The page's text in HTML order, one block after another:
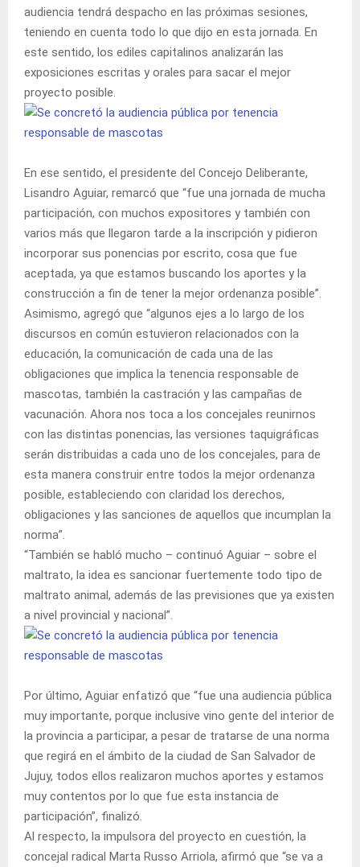
audiencia tendrá despacho en las próximas sesiones,
teniendo en cuenta todo lo que dijo en esta jornada. En
este sentido, los ediles capitalinos analizarán las
exposiciones escritas y orales para sacar el mejor
proyecto posible.
En ese sentido, el presidente del Concejo Deliberante,
Lisandro Aguiar, remarcó que “fue una jornada de mucha
participación, con muchos expositores y también con
varios más que llegaron tarde a la inscripción y pidieron
incorporar sus ponencias por escrito, cosa que fue
aceptada, ya que estamos buscando los aportes y la
construcción a fin de tener la mejor ordenanza posible”.
Asimismo, agregó que “algunos ejes a lo largo de los
discursos en común estuvieron relacionados con la
educación, la comunicación de cada una de las
obligaciones que implica la tenencia responsable de
mascotas, también la castración y las campañas de
vacunación. Ahora nos toca a los concejales reunirnos
con las distintas ponencias, las versiones taquigráficas
serán distribuidas a cada uno de los concejales, para de
esta manera construir entre todos la mejor ordenanza
posible, estableciendo con claridad los derechos,
obligaciones y las sanciones de aquellos que incumplan la
norma”.
“También se habló mucho – continuó Aguiar – sobre el
maltrato, la idea es sancionar fuertemente todo tipo de
maltrato animal, además de las previsiones que ya existen
a nivel provincial y nacional”.
Por último, Aguiar enfatizó que “fue una audiencia pública
muy importante, porque inclusive vino gente del interior de
la provincia a participar, a pesar de tratarse de una norma
que regirá en el ámbito de la ciudad de San Salvador de
Jujuy, todos ellos realizaron muchos aportes y estamos
muy contentos por lo que fue esta instancia de
participación”, finalizó.
Al respecto, la impulsora del proyecto en cuestión, la
concejal radical Marta Russo Arriola, afirmó que “se va a